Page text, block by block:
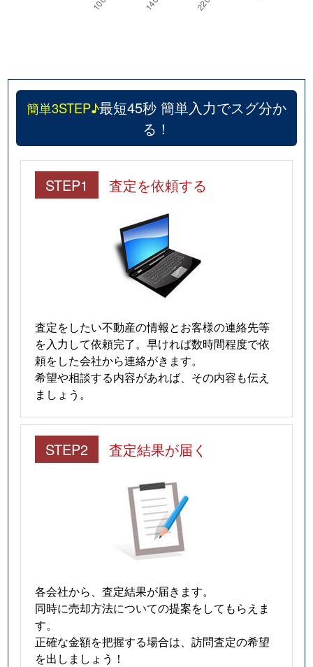
簡単3STEP♪最短45秒 簡単入力でスグ分か
る！
STEP1 査定を依頼する
査定をしたい不動産の情報とお客様の連絡先等
を入力して依頼完了。早ければ数時間程度で依
頼をした会社から連絡がきます。
希望や相談する内容があれば、その内容も伝え
ましょう。
STEP2 査定結果が届く
各会社から、査定結果が届きます。
同時に売却方法についての提案をしてもらえま
す。
正確な金額を把握する場合は、訪問査定の希望
を出しましょう！